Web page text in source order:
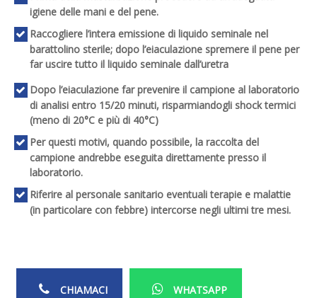
igiene delle mani e del pene.
Raccogliere l’intera emissione di liquido seminale nel
barattolino sterile; dopo l’eiaculazione spremere il pene per
far uscire tutto il liquido seminale dall’uretra
Dopo l’eiaculazione far prevenire il campione al laboratorio
di analisi entro 15/20 minuti, risparmiandogli shock termici
(meno di 20°C e più di 40°C)
Per questi motivi, quando possibile, la raccolta del
campione andrebbe eseguita direttamente presso il
laboratorio.
Riferire al personale sanitario eventuali terapie e malattie
(in particolare con febbre) intercorse negli ultimi tre mesi.
CHIAMACI WHATSAPP